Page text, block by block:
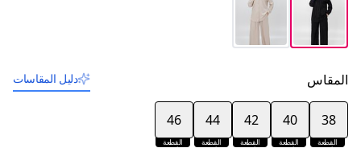
المقاس دليل المقاسات
القطعة
38
القطعة
40
القطعة
42
القطعة
44
القطعة
46